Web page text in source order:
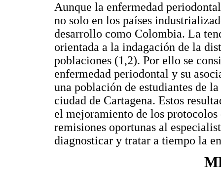
Aunque la enfermedad
no solo en los países
desarrollo como Colombia. La
orientada a la indagación de la
poblaciones (1,2). Por ello se
enfermedad periodontal y su
una población de estudiantes de
ciudad de Cartagena. Estos
el mejoramiento de los
remisiones oportunas al
diagnosticar y tratar a tiempo la